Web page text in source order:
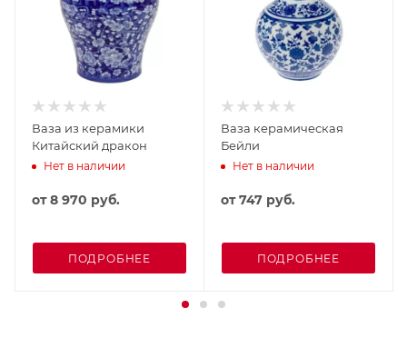
Ваза из керамики
Китайский дракон
Нет в наличии
от8 970 руб.
ПОДРОБНЕЕ
Ваза керамическая
Бейли
Нет в наличии
от747 руб.
ПОДРОБНЕЕ